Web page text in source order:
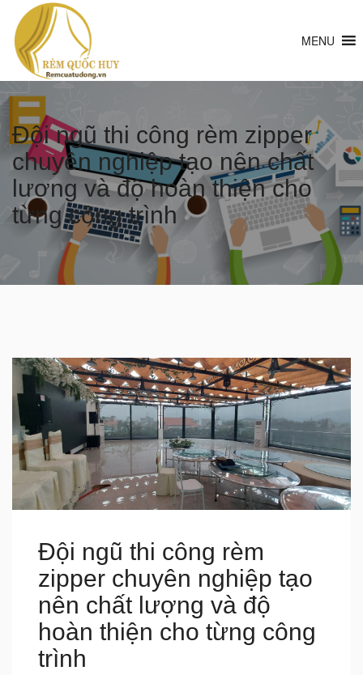
MENU
Đội ngũ thi công rèm zipper
chuyên nghiệp tạo nên chất
lượng và độ hoàn thiện cho
từng công trình
Đội ngũ thi công rèm
zipper chuyên nghiệp tạo
nên chất lượng và độ
hoàn thiện cho từng công
trình